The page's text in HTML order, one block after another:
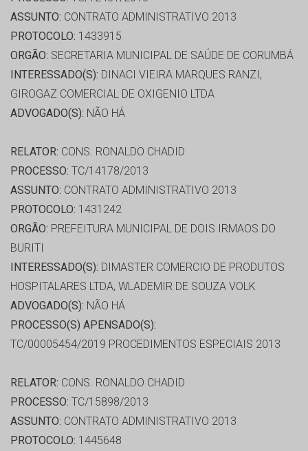
ASSUNTO: CONTRATO ADMINISTRATIVO 2013
PROTOCOLO: 1433915
ORGÃO: SECRETARIA MUNICIPAL DE SAÚDE DE CORUMBÁ
INTERESSADO(S): DINACI VIEIRA MARQUES RANZI,
GIROGAZ COMERCIAL DE OXIGENIO LTDA
ADVOGADO(S): NÃO HÁ
RELATOR: CONS. RONALDO CHADID
PROCESSO: TC/14178/2013
ASSUNTO: CONTRATO ADMINISTRATIVO 2013
PROTOCOLO: 1431242
ORGÃO: PREFEITURA MUNICIPAL DE DOIS IRMAOS DO
BURITI
INTERESSADO(S): DIMASTER COMERCIO DE PRODUTOS
HOSPITALARES LTDA, WLADEMIR DE SOUZA VOLK
ADVOGADO(S): NÃO HÁ
PROCESSO(S) APENSADO(S):
TC/00005454/2019 PROCEDIMENTOS ESPECIAIS 2013
RELATOR: CONS. RONALDO CHADID
PROCESSO: TC/15898/2013
ASSUNTO: CONTRATO ADMINISTRATIVO 2013
PROTOCOLO: 1445648